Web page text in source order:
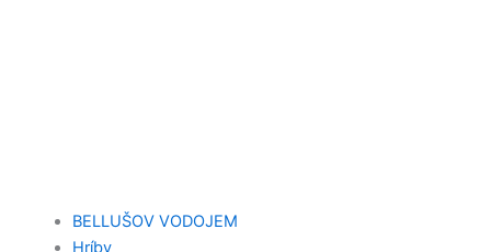
BELLUŠOV VODOJEM
Hríby